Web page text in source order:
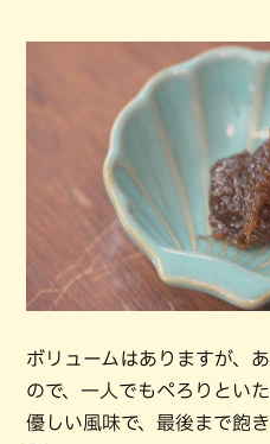
ボリュームはありますが、
ので、一人でもぺろりといた
優しい風味で、最後まで飽